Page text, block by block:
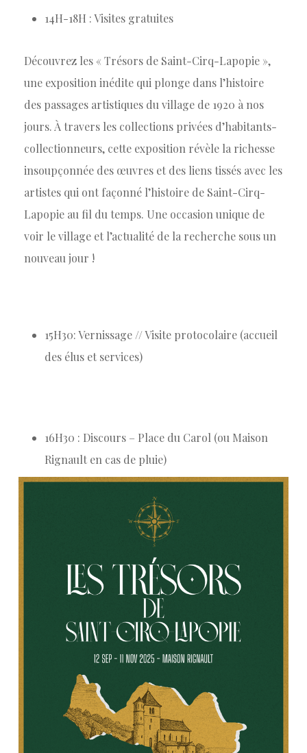
14H-18H : Visites gratuites
Découvrez les « Trésors de Saint-Cirq-Lapopie »,
une exposition inédite qui plonge dans l’histoire
des passages artistiques du village de 1920 à nos
jours. À travers les collections privées d’habitants-
collectionneurs, cette exposition révèle la richesse
insoupçonnée des œuvres et des liens tissés avec les
artistes qui ont façonné l’histoire de Saint-Cirq-
Lapopie au fil du temps. Une occasion unique de
voir le village et l’actualité de la recherche sous un
nouveau jour !
15H30: Vernissage // Visite protocolaire (accueil
des élus et services)
16H30 : Discours – Place du Carol (ou Maison
Rignault en cas de pluie)